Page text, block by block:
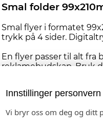
Smal folder
Smal flyer i formatet
trykk på 4 sider.
En flyer passer til alt fra
reklamebudskap. Bruk
markedsmateriell - en
Innstillinger personvern
Vi bryr oss om deg og ditt